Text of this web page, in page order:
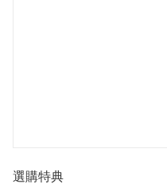
選購特典